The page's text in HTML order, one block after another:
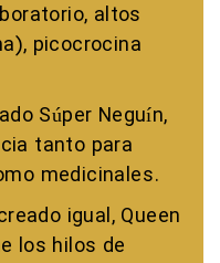
altos
picocrocina
Súper Neguín,
tanto para
medicinales.
igual, Queen
los hilos de